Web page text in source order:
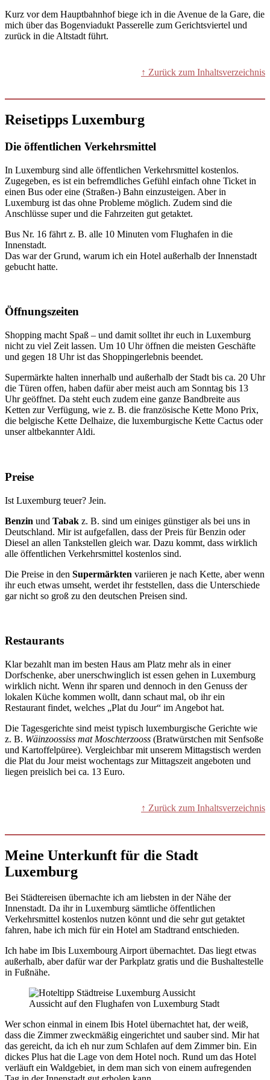
Kurz vor dem Hauptbahnhof biege ich in die Avenue de la Gare, die
mich über das Bogenviadukt Passerelle zum Gerichtsviertel und
zurück in die Altstadt führt.
↑ Zurück zum Inhaltsverzeichnis
Reisetipps Luxemburg
Die öffentlichen Verkehrsmittel
In Luxemburg sind alle öffentlichen Verkehrsmittel kostenlos.
Zugegeben, es ist ein befremdliches Gefühl einfach ohne Ticket in
einen Bus oder eine (Straßen-) Bahn einzusteigen. Aber in
Luxemburg ist das ohne Probleme möglich. Zudem sind die
Anschlüsse super und die Fahrzeiten gut getaktet.
Bus Nr. 16 fährt z. B. alle 10 Minuten vom Flughafen in die
Innenstadt.
Das war der Grund, warum ich ein Hotel außerhalb der Innenstadt
gebucht hatte.
Öffnungszeiten
Shopping macht Spaß – und damit solltet ihr euch in Luxemburg
nicht zu viel Zeit lassen. Um 10 Uhr öffnen die meisten Geschäfte
und gegen 18 Uhr ist das Shoppingerlebnis beendet.
Supermärkte halten innerhalb und außerhalb der Stadt bis ca. 20 Uhr
die Türen offen, haben dafür aber meist auch am Sonntag bis 13
Uhr geöffnet. Da steht euch zudem eine ganze Bandbreite aus
Ketten zur Verfügung, wie z. B. die französische Kette Mono Prix,
die belgische Kette Delhaize, die luxemburgische Kette Cactus oder
unser altbekannter Aldi.
Preise
Ist Luxemburg teuer? Jein.
Benzin und Tabak z. B. sind um einiges günstiger als bei uns in
Deutschland. Mir ist aufgefallen, dass der Preis für Benzin oder
Diesel an allen Tankstellen gleich war. Dazu kommt, dass wirklich
alle öffentlichen Verkehrsmittel kostenlos sind.
Die Preise in den Supermärkten variieren je nach Kette, aber wenn
ihr euch etwas umseht, werdet ihr feststellen, dass die Unterschiede
gar nicht so groß zu den deutschen Preisen sind.
Restaurants
Klar bezahlt man im besten Haus am Platz mehr als in einer
Dorfschenke, aber unerschwinglich ist essen gehen in Luxemburg
wirklich nicht. Wenn ihr sparen und dennoch in den Genuss der
lokalen Küche kommen wollt, dann schaut mal, ob ihr ein
Restaurant findet, welches „Plat du Jour“ im Angebot hat.
Die Tagesgerichte sind meist typisch luxemburgische Gerichte wie
z. B. Wäinzoossiss mat Moschterzooss (Bratwürstchen mit Senfsoße
und Kartoffelpüree). Vergleichbar mit unserem Mittagstisch werden
die Plat du Jour meist wochentags zur Mittagszeit angeboten und
liegen preislich bei ca. 13 Euro.
↑ Zurück zum Inhaltsverzeichnis
Meine Unterkunft für die Stadt
Luxemburg
Bei Städtereisen übernachte ich am liebsten in der Nähe der
Innenstadt. Da ihr in Luxemburg sämtliche öffentlichen
Verkehrsmittel kostenlos nutzen könnt und die sehr gut getaktet
fahren, habe ich mich für ein Hotel am Stadtrand entschieden.
Ich habe im Ibis Luxembourg Airport übernachtet. Das liegt etwas
außerhalb, aber dafür war der Parkplatz gratis und die Bushaltestelle
in Fußnähe.
Aussicht auf den Flughafen von Luxemburg Stadt
Wer schon einmal in einem Ibis Hotel übernachtet hat, der weiß,
dass die Zimmer zweckmäßig eingerichtet und sauber sind. Mir hat
das gereicht, da ich eh nur zum Schlafen auf dem Zimmer bin. Ein
dickes Plus hat die Lage von dem Hotel noch. Rund um das Hotel
verläuft ein Waldgebiet, in dem man sich von einem aufregenden